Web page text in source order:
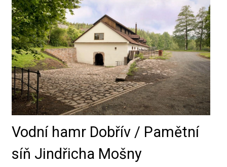
Vodní hamr Dobřív / Pamětní
síň Jindřicha Mošny